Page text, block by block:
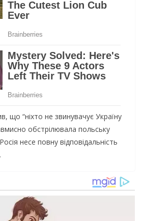
що “ніхто не звинувачує Україну
обстрілювала польську
несе повну відповідальність